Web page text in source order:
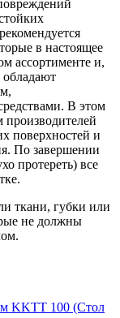
в настоящее
ассортименте и,
В этом
производителей
поверхностей и
По завершении
протереть) все
ткани, губки или
не должны